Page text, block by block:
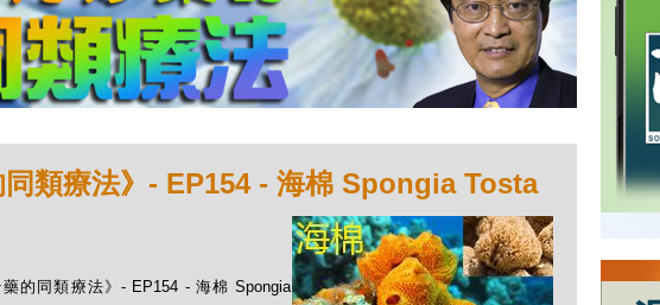
同類療法》- EP154 - 海棉 Spongia Tosta
的同類療法》- EP154 - 海棉 Spongia